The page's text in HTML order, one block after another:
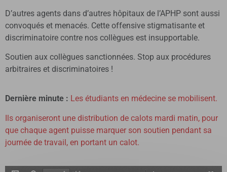
D’autres agents dans d’autres hôpitaux de l’APHP sont aussi
convoqués et menacés. Cette offensive stigmatisante et
discriminatoire contre nos collègues est insupportable.
Soutien aux collègues sanctionnées. Stop aux procédures
arbitraires et discriminatoires !
Dernière minute : Les étudiants en médecine se mobilisent.
Ils organiseront une distribution de calots mardi matin, pour
que chaque agent puisse marquer son soutien pendant sa
journée de travail, en portant un calot.